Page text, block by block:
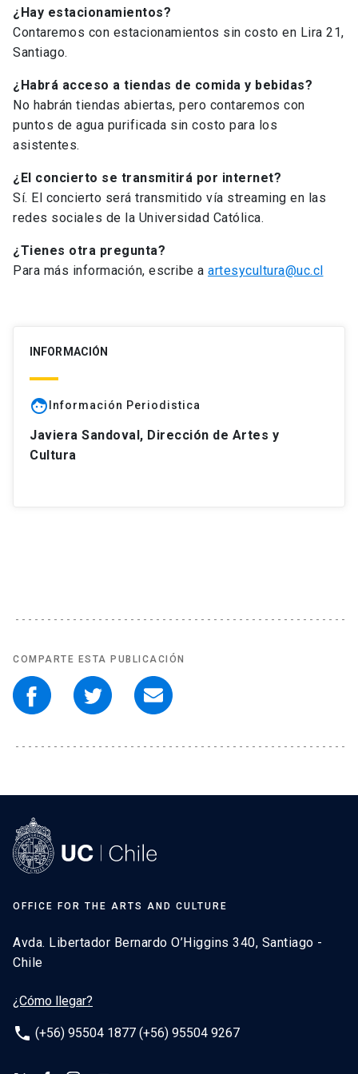
¿Hay estacionamientos?
Contaremos con estacionamientos sin costo en Lira 21,
Santiago.
¿Habrá acceso a tiendas de comida y bebidas?
No habrán tiendas abiertas, pero contaremos con
puntos de agua purificada sin costo para los
asistentes.
¿El concierto se transmitirá por internet?
Sí. El concierto será transmitido vía streaming en las
redes sociales de la Universidad Católica.
¿Tienes otra pregunta?
Para más información, escribe a artesycultura@uc.cl
INFORMACIÓN
face Información Periodistica
Javiera Sandoval, Dirección de Artes y
Cultura
COMPARTE ESTA PUBLICACIÓN
OFFICE FOR THE ARTS AND CULTURE
Avda. Libertador Bernardo O’Higgins 340, Santiago -
Chile
¿Cómo llegar?
phone (+56) 95504 1877 (+56) 95504 9267